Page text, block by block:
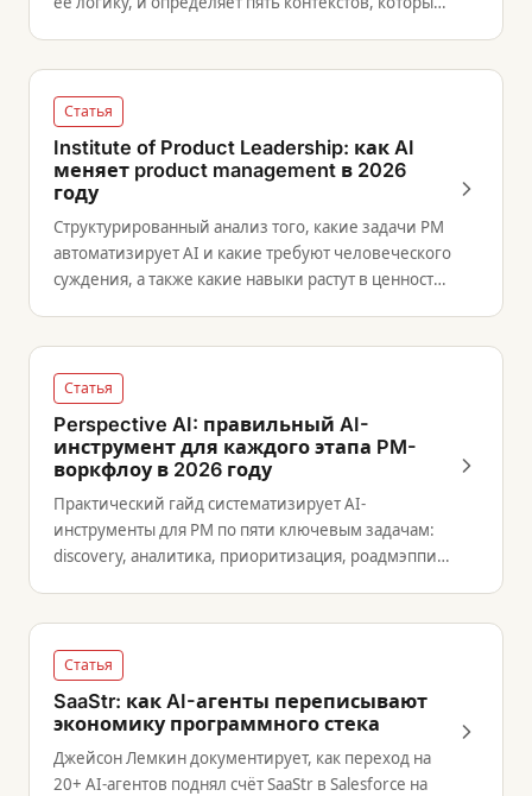
Статья
Institute of Product Leadership: как AI
меняет product management в 2026
году
Структурированный анализ того, какие задачи PM
автоматизирует AI и какие требуют человеческого
суждения, а также какие навыки растут в ценности
Статья
Perspective AI: правильный AI-
инструмент для каждого этапа PM-
воркфлоу в 2026 году
Практический гайд систематизирует AI-
инструменты для PM по пяти ключевым задачам:
discovery, аналитика, приоритизация, роадмэппинг
Статья
SaaStr: как AI-агенты переписывают
экономику программного стека
Джейсон Лемкин документирует, как переход на
20+ AI-агентов поднял счёт SaaStr в Salesforce на